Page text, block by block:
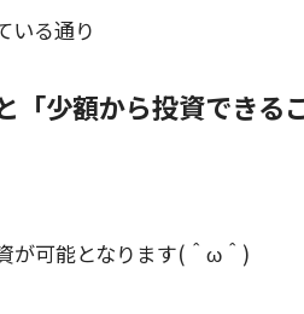
いる通り
「少額から投資できる
が可能となります(＾ω＾)